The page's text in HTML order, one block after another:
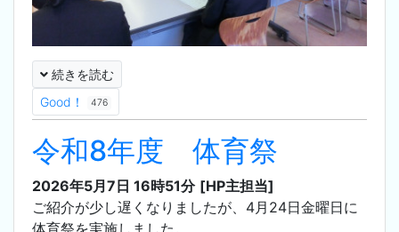
続きを読む
Good！
476
令和8年度 体育祭
2026年5月7日 16時51分 [HP主担当]
ご紹介が少し遅くなりましたが、4月24日金曜日に
体育祭を実施しました。